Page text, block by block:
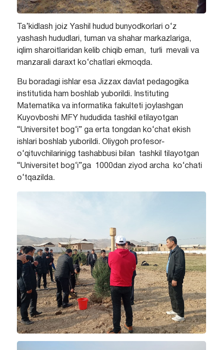
Ta’kidlash joiz Yashil hudud bunyodkorlari o‘z
yashash hududlari, tuman va shahar markazlariga,
iqlim sharoitlaridan kelib chiqib eman, turli mevali va
manzarali daraxt ko‘chatlari ekmoqda.
Bu boradagi ishlar esa Jizzax davlat pedagogika
institutida ham boshlab yuborildi. Instituting
Matematika va informatika fakulteti joylashgan
Kuyovboshi MFY hududida tashkil etilayotgan
“Universitet bog‘i” ga erta tongdan ko‘chat ekish
ishlari boshlab yuborildi. Oliygoh profesor-
o‘qituvchilarinigg tashabbusi bilan tashkil tilayotgan
“Universitet bog‘i”ga 1000dan ziyod archa ko‘chati
o‘tqazilda.